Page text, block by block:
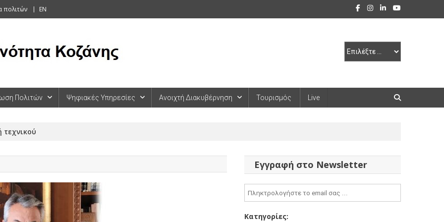
πολιτών EN
Πολιτών Ψηφιακές Υπηρεσίες Ανοιχτή Διακυβέρνηση Τουρισμός Live
τεχνικού
Εγγραφή στο Newsletter
Κατηγορίες: